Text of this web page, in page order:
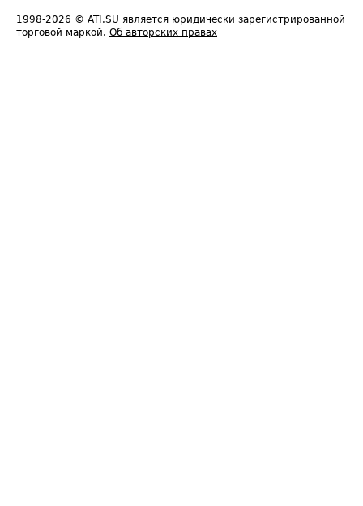
1998-2026 © ATI.SU является юридически зарегистрированной
торговой маркой. Об авторских правах